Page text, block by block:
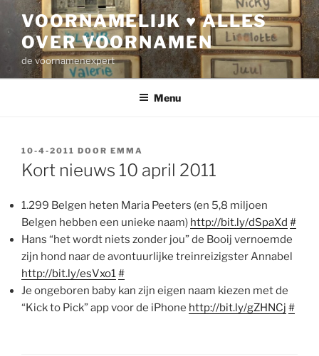
inhoud
VOORNAMELIJK ♥ ALLES
OVER VOORNAMEN
de voornamenexpert
Menu
GEPLAATST
OP
10-4-2011 DOOR EMMA
Kort nieuws 10 april 2011
1.299 Belgen heten Maria Peeters (en 5,8 miljoen
Belgen hebben een unieke naam) http://bit.ly/dSpaXd #
Hans “het wordt niets zonder jou” de Booij vernoemde
zijn hond naar de avontuurlijke treinreizigster Annabel
http://bit.ly/esVxo1#
Je ongeboren baby kan zijn eigen naam kiezen met de
“Kick to Pick” app voor de iPhone http://bit.ly/gZHNCj #